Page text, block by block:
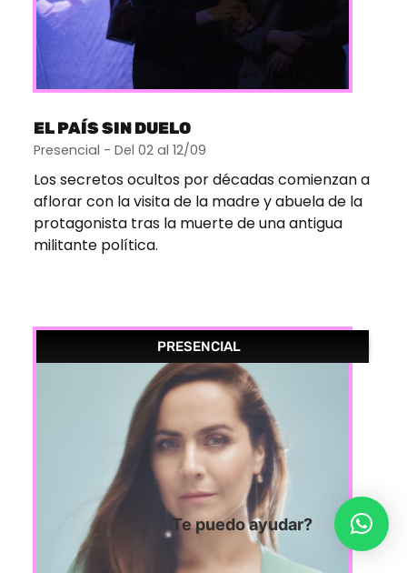
EL PAÍS SIN DUELO
Presencial - Del 02 al 12/09
Los secretos ocultos por décadas comienzan a
aflorar con la visita de la madre y abuela de la
protagonista tras la muerte de una antigua
militante política.
PRESENCIAL
Te puedo ayudar?